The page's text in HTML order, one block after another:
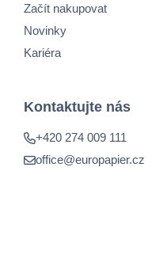
Začít nakupovat
Novinky
Kariéra
Kontaktujte nás
+420 274 009 111
office@europapier.cz